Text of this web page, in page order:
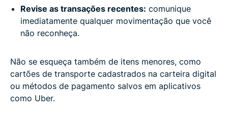
Revise as transações recentes: comunique
imediatamente qualquer movimentação que você
não reconheça.
Não se esqueça também de itens menores, como
cartões de transporte cadastrados na carteira digital
ou métodos de pagamento salvos em aplicativos
como Uber.